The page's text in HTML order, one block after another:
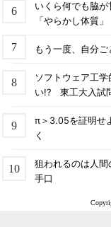
いくら何でも脇
「やらかし体質」
もう一度、自分
ソフトウェア工
い!? 東工大入試
π＞3.05を証明せ
く
狙われるのは人
手口